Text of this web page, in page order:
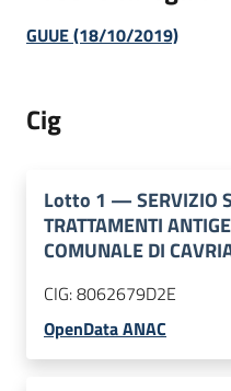
GUUE (18/10/2019)
Cig
Lotto 1 —SERVIZIO
TRATTAMENTI
COMUNALE DI
CIG:8062679D2E
OpenData ANAC